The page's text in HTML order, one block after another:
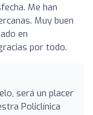
Me han
Muy buen
en
por todo.
será un placer
Policlínica